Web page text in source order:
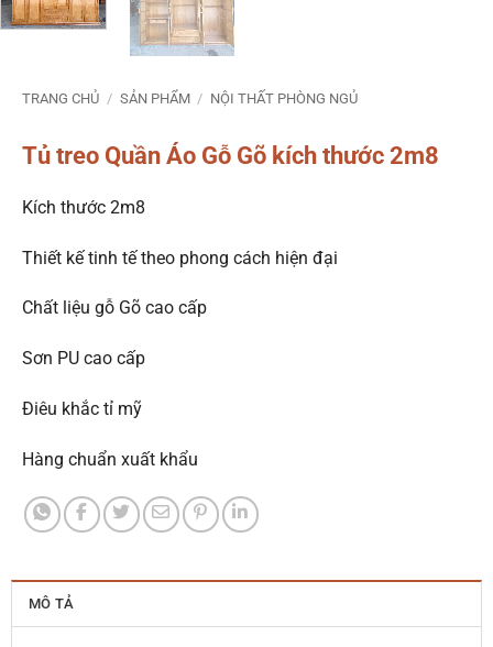
TRANG CHỦ / SẢN PHẨM / NỘI THẤT PHÒNG NGỦ
Tủ treo Quần Áo Gỗ Gõ kích thước 2m8
Kích thước 2m8
Thiết kế tinh tế theo phong cách hiện đại
Chất liệu gỗ Gõ cao cấp
Sơn PU cao cấp
Điêu khắc tỉ mỹ
Hàng chuẩn xuất khẩu
MÔ TẢ